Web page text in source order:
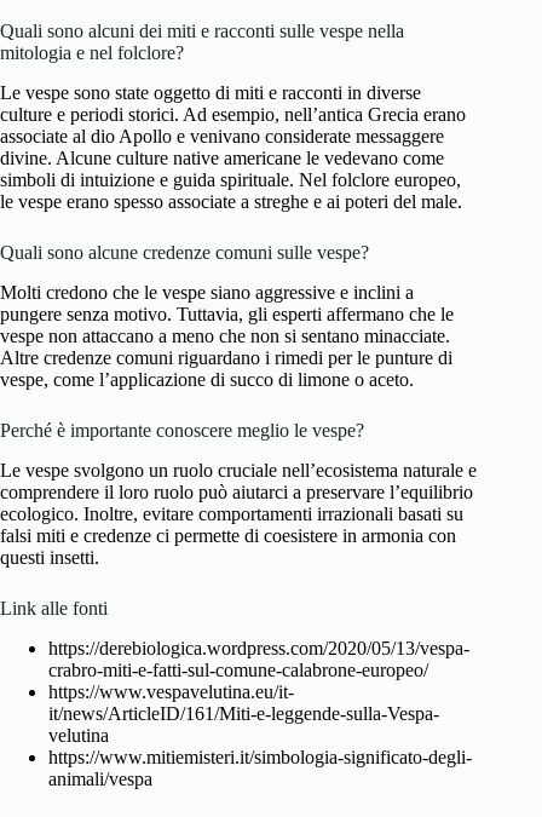
Quali sono alcuni dei miti e racconti sulle vespe nella
mitologia e nel folclore?
Le vespe sono state oggetto di miti e racconti in diverse
culture e periodi storici. Ad esempio, nell’antica Grecia erano
associate al dio Apollo e venivano considerate messaggere
divine. Alcune culture native americane le vedevano come
simboli di intuizione e guida spirituale. Nel folclore europeo,
le vespe erano spesso associate a streghe e ai poteri del male.
Quali sono alcune credenze comuni sulle vespe?
Molti credono che le vespe siano aggressive e inclini a
pungere senza motivo. Tuttavia, gli esperti affermano che le
vespe non attaccano a meno che non si sentano minacciate.
Altre credenze comuni riguardano i rimedi per le punture di
vespe, come l’applicazione di succo di limone o aceto.
Perché è importante conoscere meglio le vespe?
Le vespe svolgono un ruolo cruciale nell’ecosistema naturale e
comprendere il loro ruolo può aiutarci a preservare l’equilibrio
ecologico. Inoltre, evitare comportamenti irrazionali basati su
falsi miti e credenze ci permette di coesistere in armonia con
questi insetti.
Link alle fonti
https://derebiologica.wordpress.com/2020/05/13/vespa-
crabro-miti-e-fatti-sul-comune-calabrone-europeo/
https://www.vespavelutina.eu/it-
it/news/ArticleID/161/Miti-e-leggende-sulla-Vespa-
velutina
https://www.mitiemisteri.it/simbologia-significato-degli-
animali/vespa